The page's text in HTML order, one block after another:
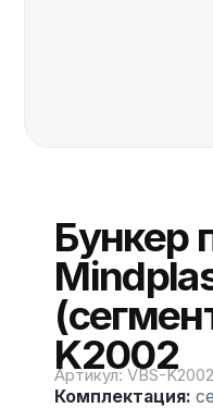
Бункер
K2002
Артикул:VBS-K2002
Комплектация: